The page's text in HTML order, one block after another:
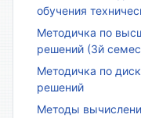
обучения
Методичка по
решений (3й
Методичка по
решений
Методы